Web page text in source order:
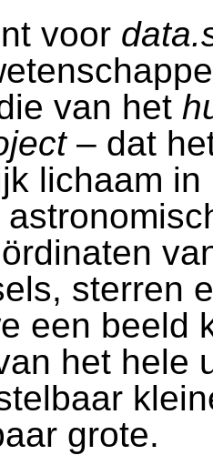
voor
van het
– dat
lichaam in
sterren
een beeld
het hele
grote.